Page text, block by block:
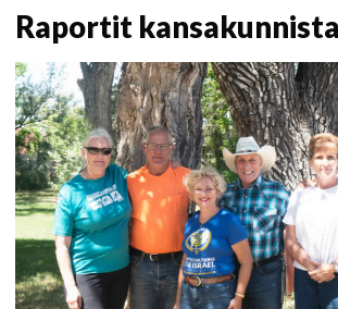
Raportit kansakunnista